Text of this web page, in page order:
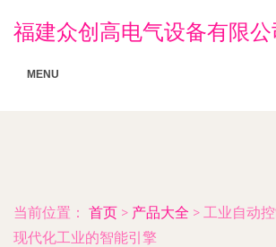
福建众创高电气设备有限公
MENU
当前位置： 首页 > 产品大全 > 工业自动
现代化工业的智能引擎